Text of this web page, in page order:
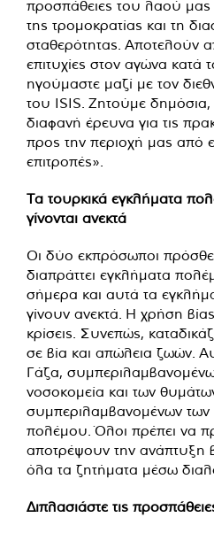
προσπάθειες του λαού μας
της τρομοκρατίας και τη
σταθερότητας. Αποτελούν
επιτυχίες στον αγώνα κατά
ηγούμαστε μαζί με τον
του ISIS. Ζητούμε
διαφανή έρευνα για τις
προς την περιοχή μας από
επιτροπές».
Τα τουρκικά εγκλήματα
γίνονται ανεκτά
Οι δύο εκπρόσωποι
διαπράττει εγκλήματα
σήμερα και αυτά τα
γίνουν ανεκτά. Η χρήση βίας
κρίσεις. Συνεπώς,
σε βία και απώλεια ζωών.
Γάζα,
νοσοκομεία και των
συμπεριλαμβανομένων των
πολέμου. Όλοι πρέπει να
αποτρέψουν την ανάπτυξη
όλα τα ζητήματα μέσω
Διπλασιάστε τις